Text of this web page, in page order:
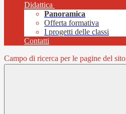
Didattica
Panoramica
Offerta formativa
I progetti delle classi
Contatti
Campo di ricerca per le pagine del sito